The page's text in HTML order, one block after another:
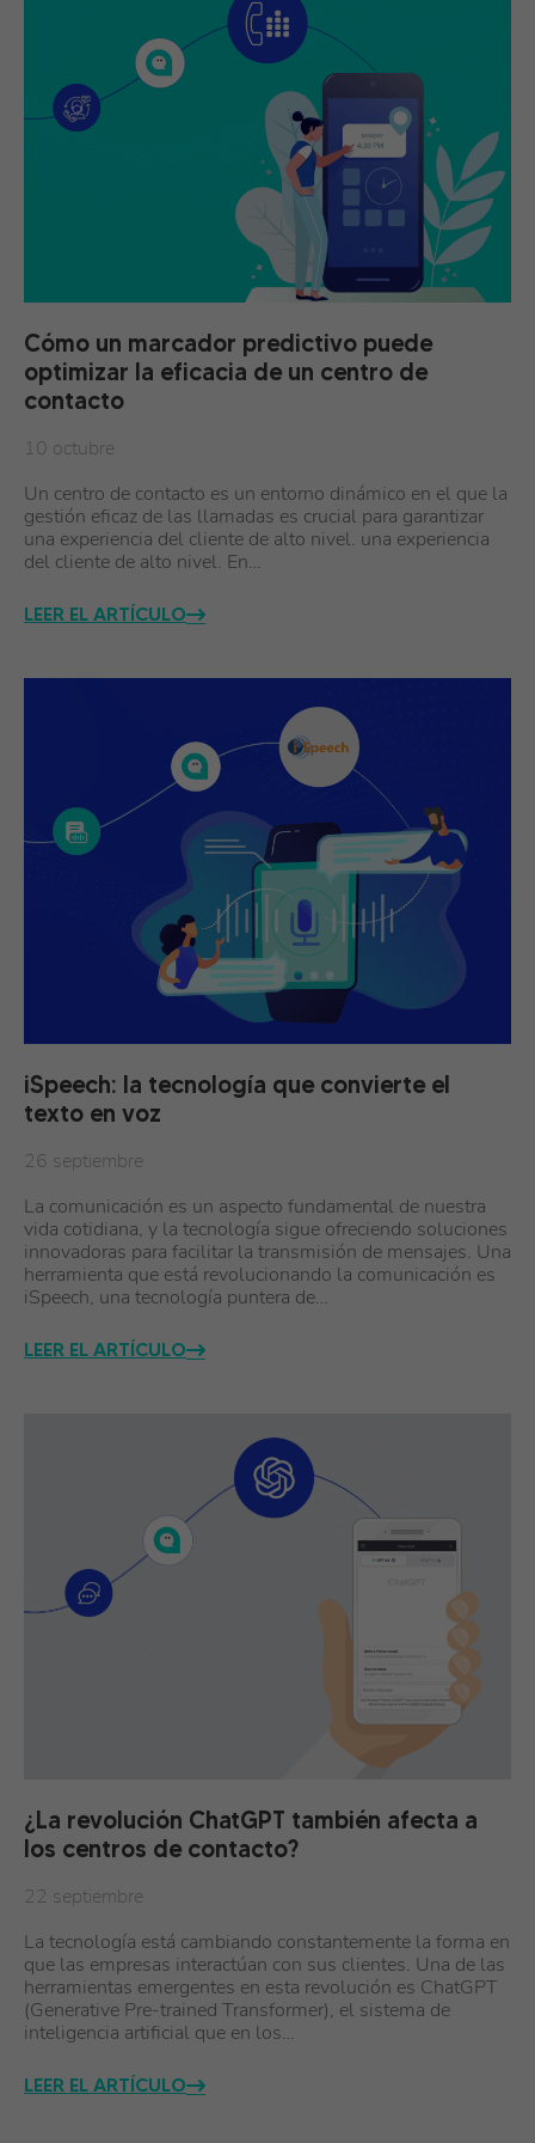
Cómo un marcador predictivo puede
optimizar la eficacia de un centro de
contacto
10 octubre
Un centro de contacto es un entorno dinámico en el que la
gestión eficaz de las llamadas es crucial para garantizar
una experiencia del cliente de alto nivel. una experiencia
del cliente de alto nivel. En…
LEER EL ARTÍCULO
iSpeech: la tecnología que convierte el
texto en voz
26 septiembre
La comunicación es un aspecto fundamental de nuestra
vida cotidiana, y la tecnología sigue ofreciendo soluciones
innovadoras para facilitar la transmisión de mensajes. Una
herramienta que está revolucionando la comunicación es
iSpeech, una tecnología puntera de…
LEER EL ARTÍCULO
¿La revolución ChatGPT también afecta a
los centros de contacto?
22 septiembre
La tecnología está cambiando constantemente la forma en
que las empresas interactúan con sus clientes. Una de las
herramientas emergentes en esta revolución es ChatGPT
(Generative Pre-trained Transformer), el sistema de
inteligencia artificial que en los…
LEER EL ARTÍCULO